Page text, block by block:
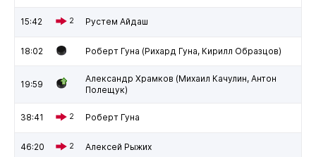
15:42 2 Рустем Айдаш
18:02 Роберт Гуна (Рихард Гуна, Кирилл Образцов)
19:59
Александр Храмков (Михаил Качулин, Антон
Полещук)
38:41 2 Роберт Гуна
46:20 2 Алексей Рыжих